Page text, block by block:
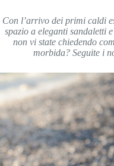
Con l’arrivo dei primi caldi
spazio a eleganti sandaletti
non vi state chiedendo
morbida? Seguite i